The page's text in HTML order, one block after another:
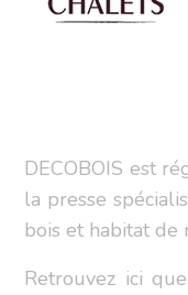
DECOBOIS est
la presse
bois et habitat de
Retrouvez ici